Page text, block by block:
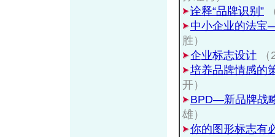
诠释“品牌识别”
中小企业的法
胜）
企业标志设计
培养品牌情感的
开）
BPD—新品牌战
雄）
你的图形标志有